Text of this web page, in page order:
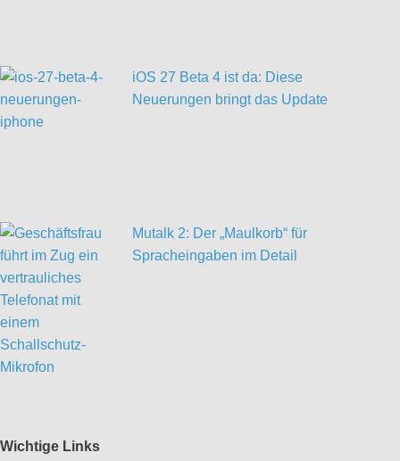
iOS 27 Beta 4 ist da: Diese
Neuerungen bringt das Update
Mutalk 2: Der „Maulkorb“ für
Spracheingaben im Detail
Wichtige Links